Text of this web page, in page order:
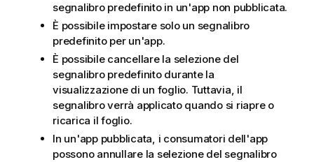
segnalibro predefinito in un'app non pubblicata.
È possibile impostare solo un segnalibro
predefinito per un'app.
È possibile cancellare la selezione del
segnalibro predefinito durante la
visualizzazione di un foglio. Tuttavia, il
segnalibro verrà applicato quando si riapre o
ricarica il foglio.
In un'app pubblicata, i consumatori dell'app
possono annullare la selezione del segnalibro